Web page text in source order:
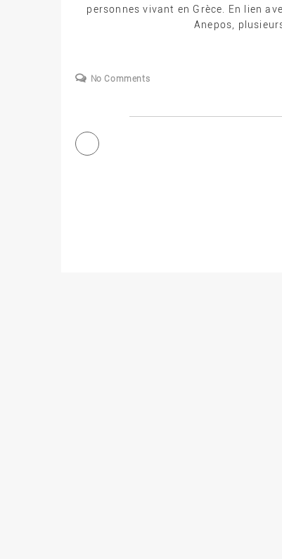
personnes vivant en Grèce. En lien
Anepos,
No Comments